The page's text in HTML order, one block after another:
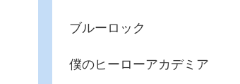
ブルーロック
僕のヒーローアカデミア